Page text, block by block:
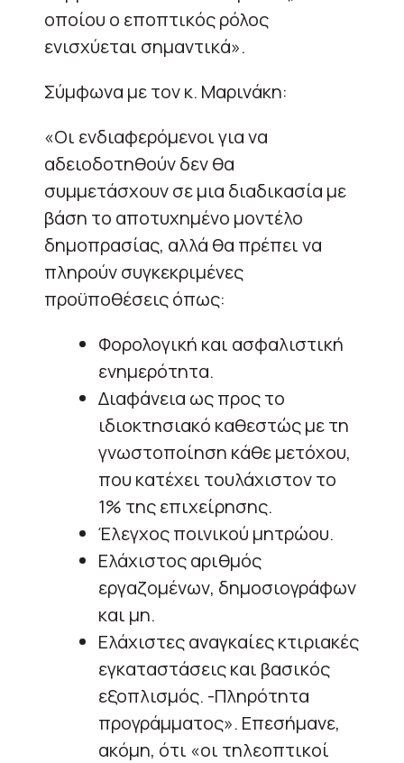
οποίου ο εποπτικός ρόλος
ενισχύεται σημαντικά».
Σύμφωνα με τον κ. Μαρινάκη:
«Οι ενδιαφερόμενοι για να
αδειοδοτηθούν δεν θα
συμμετάσχουν σε μια διαδικασία με
βάση το αποτυχημένο μοντέλο
δημοπρασίας, αλλά θα πρέπει να
πληρούν συγκεκριμένες
προϋποθέσεις όπως:
Φορολογική και ασφαλιστική
ενημερότητα.
Διαφάνεια ως προς το
ιδιοκτησιακό καθεστώς με τη
γνωστοποίηση κάθε μετόχου,
που κατέχει τουλάχιστον το
1% της επιχείρησης.
Έλεγχος ποινικού μητρώου.
Ελάχιστος αριθμός
εργαζομένων, δημοσιογράφων
και μη.
Ελάχιστες αναγκαίες κτιριακές
εγκαταστάσεις και βασικός
εξοπλισμός. -Πληρότητα
προγράμματος». Επεσήμανε,
ακόμη, ότι «οι τηλεοπτικοί